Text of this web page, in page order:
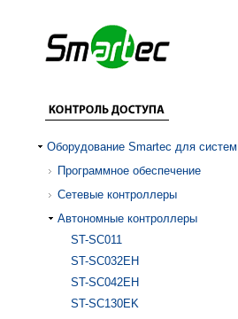
Оборудование Smartec для
Программное обеспечение
Сетевые контроллеры
Автономные контроллеры
ST-SC011
ST-SC032EH
ST-SC042EH
ST-SC130EK